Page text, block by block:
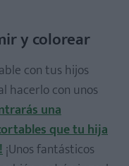
y colorear
con tus hijos
hacerlo con unos
una
que tu hija
¡Unos fantásticos